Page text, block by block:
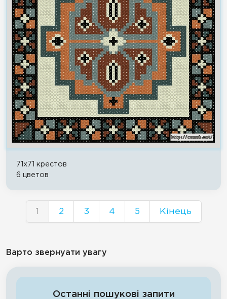
71x71 крестов
6 цветов
1 2 3 4 5 Кінець
Варто звернуати увагу
Останні пошукові запити